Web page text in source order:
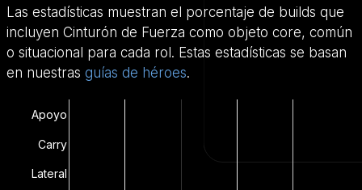
Las estadísticas muestran el porcentaje de builds que
incluyen Cinturón de Fuerza como objeto core, común
o situacional para cada rol. Estas estadísticas se basan
en nuestras guías de héroes.
Apoyo
Carry
Lateral